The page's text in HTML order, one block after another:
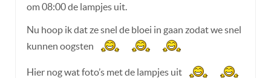
om 08:00 de lampjes uit.
Nu hoop ik dat ze snel de bloei in gaan zodat we snel
kunnen oogsten
Hier nog wat foto’s met de lampjes uit